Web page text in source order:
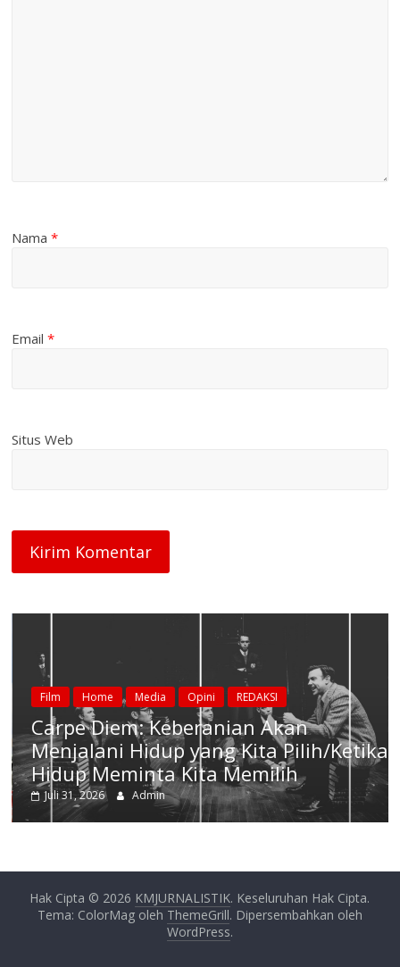
Nama*
Email*
Situs Web
Home Media Opini REDAKSI
Diem: Keberanian Akan
Hidup yang Kita Pilih/Ketika
Meminta Kita Memilih
2026 Admin
Home
No
Juli 19,
Hak Cipta © 2026 KMJURNALISTIK. Keseluruhan Hak Cipta.
Tema: ColorMag oleh ThemeGrill. Dipersembahkan oleh
WordPress.